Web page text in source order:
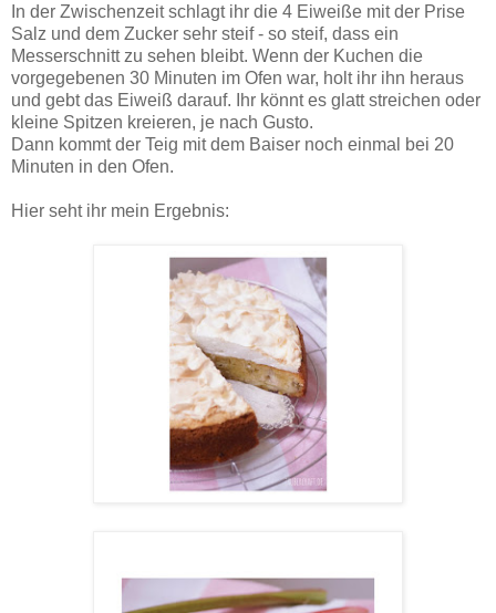
In der Zwischenzeit schlagt ihr die 4 Eiweiße mit der Prise
Salz und dem Zucker sehr steif - so steif, dass ein
Messerschnitt zu sehen bleibt. Wenn der Kuchen die
vorgegebenen 30 Minuten im Ofen war, holt ihr ihn heraus
und gebt das Eiweiß darauf. Ihr könnt es glatt streichen oder
kleine Spitzen kreieren, je nach Gusto.
Dann kommt der Teig mit dem Baiser noch einmal bei 20
Minuten in den Ofen.
Hier seht ihr mein Ergebnis: